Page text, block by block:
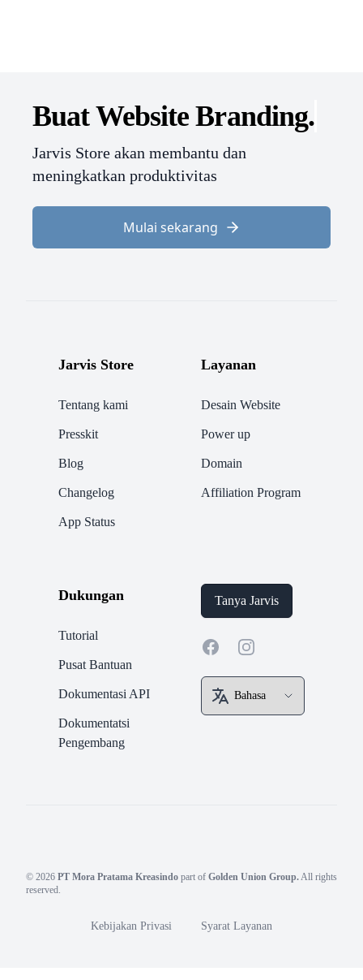
Buat WebsiteBranding.
Jarvis Store akan membantu dan
meningkatkan produktivitas
Mulai sekarang
Jarvis Store
Tentang kami
Presskit
Blog
Changelog
App Status
Layanan
Desain Website
Power up
Domain
Affiliation Program
Dukungan
Tutorial
Pusat Bantuan
Dokumentasi API
Dokumentatsi
Pengembang
Tanya Jarvis
FacebookInstagram
© 2026 PT Mora Pratama Kreasindo part of Golden Union Group.All rights
reserved.
Kebijakan Privasi Syarat Layanan